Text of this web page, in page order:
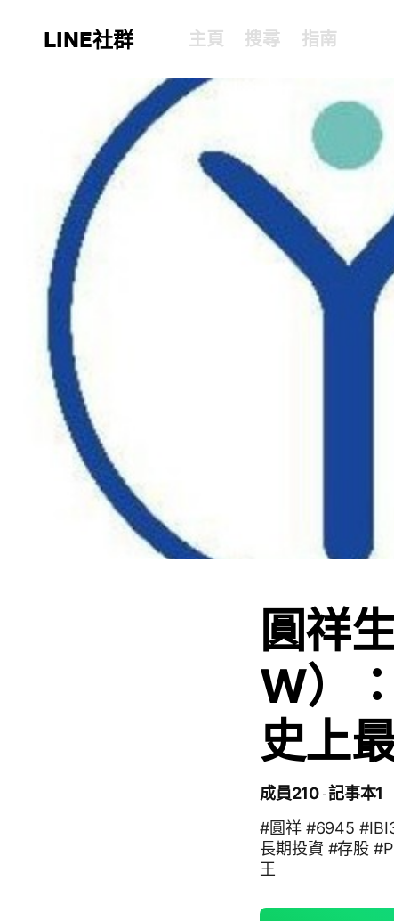
LINE社群 主頁 搜尋 指南
圓祥
W）
史上
成員210 記事本1
#圓祥 #6945
長期投資 #存股
王